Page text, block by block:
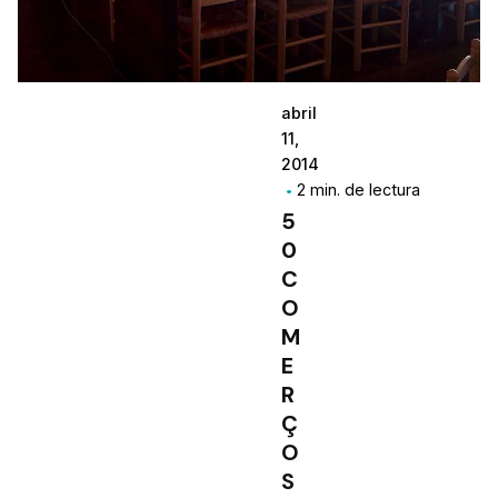
abril
11,
2014
2 min. de lectura
5
0
C
O
M
E
R
Ç
O
S